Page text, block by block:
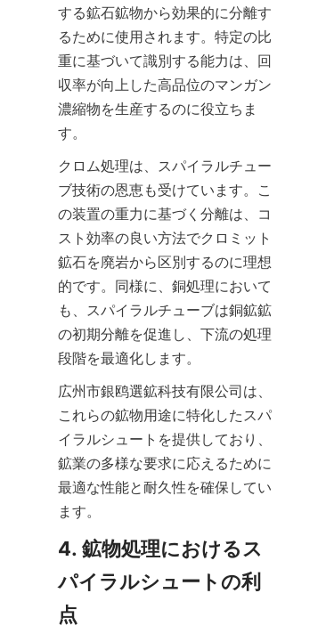
する鉱石鉱物から効果的に分離す
るために使用されます。特定の比
重に基づいて識別する能力は、回
収率が向上した高品位のマンガン
濃縮物を生産するのに役立ちま
す。
クロム処理は、スパイラルチュー
ブ技術の恩恵も受けています。こ
の装置の重力に基づく分離は、コ
スト効率の良い方法でクロミット
鉱石を廃岩から区別するのに理想
的です。同様に、銅処理において
も、スパイラルチューブは銅鉱鉱
の初期分離を促進し、下流の処理
段階を最適化します。
広州市銀鸥選鉱科技有限公司は、
これらの鉱物用途に特化したスパ
イラルシュートを提供しており、
鉱業の多様な要求に応えるために
最適な性能と耐久性を確保してい
ます。
4. 鉱物処理におけるス
パイラルシュートの利
点